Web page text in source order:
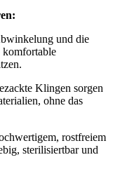
und die
Klingen sorgen
ohne das
rostfreiem
sterilisiertbar und